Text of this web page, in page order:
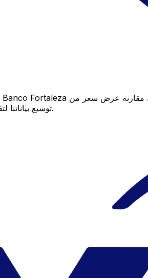
توسيع بياناتنا لتقديم المزيد من الأسعار.